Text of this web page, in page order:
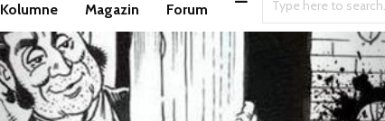
Kolumne Magazin Forum